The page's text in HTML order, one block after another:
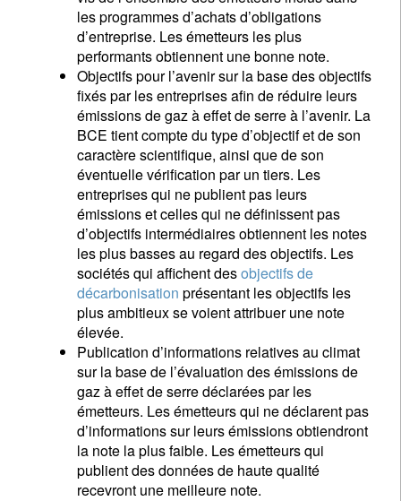
les programmes d’achats d’obligations
d’entreprise. Les émetteurs les plus
performants obtiennent une bonne note.
Objectifs pour l’avenir sur la base des objectifs
fixés par les entreprises afin de réduire leurs
émissions de gaz à effet de serre à l’avenir. La
BCE tient compte du type d’objectif et de son
caractère scientifique, ainsi que de son
éventuelle vérification par un tiers. Les
entreprises qui ne publient pas leurs
émissions et celles qui ne définissent pas
d’objectifs intermédiaires obtiennent les notes
les plus basses au regard des objectifs. Les
sociétés qui affichent desobjectifs de
décarbonisation présentant les objectifs les
plus ambitieux se voient attribuer une note
élevée.
Publication d’informations relatives au climat
sur la base de l’évaluation des émissions de
gaz à effet de serre déclarées par les
émetteurs. Les émetteurs qui ne déclarent pas
d’informations sur leurs émissions obtiendront
la note la plus faible. Les émetteurs qui
publient des données de haute qualité
recevront une meilleure note.